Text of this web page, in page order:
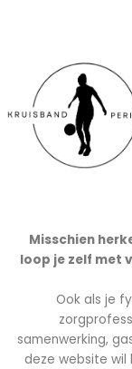
Misschien
loop je zelf met
Ook als je
samenwerking,
deze website wil